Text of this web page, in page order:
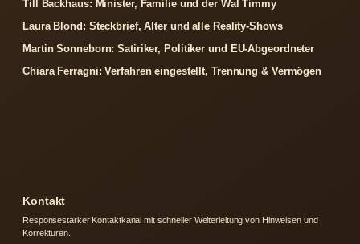
Till Backhaus: Minister, Familie und der Wal Timmy
Laura Blond: Steckbrief, Alter und alle Reality-Shows
Martin Sonneborn: Satiriker, Politiker und EU-Abgeordneter
Chiara Ferragni: Verfahren eingestellt, Trennung & Vermögen
Kontakt
Responsestarker Kontaktkanal mit schneller Weiterleitung von Hinweisen und
Korrekturen.